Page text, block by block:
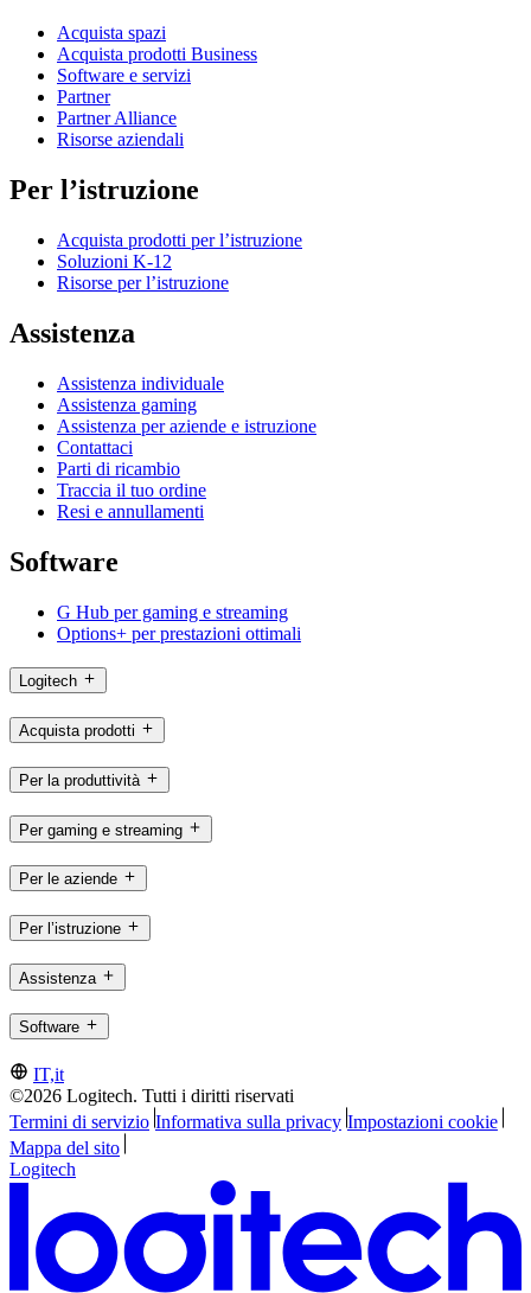
Acquista spazi
Acquista prodotti Business
Software e servizi
Partner
Partner Alliance
Risorse aziendali
Per l’istruzione
Acquista prodotti per l’istruzione
Soluzioni K-12
Risorse per l’istruzione
Assistenza
Assistenza individuale
Assistenza gaming
Assistenza per aziende e istruzione
Contattaci
Parti di ricambio
Traccia il tuo ordine
Resi e annullamenti
Software
G Hub per gaming e streaming
Options+ per prestazioni ottimali
Logitech
Acquista prodotti
Per la produttività
Per gaming e streaming
Per le aziende
Per l’istruzione
Assistenza
Software
IT,it
©2026 Logitech. Tutti i diritti riservati
Termini di servizio Informativa sulla privacy Impostazioni cookie
Mappa del sito
Logitech